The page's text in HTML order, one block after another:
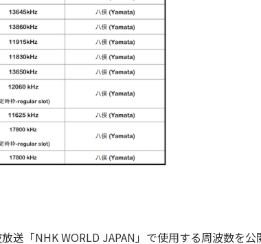
「NHK WORLD JAPAN」で使用する周波数を公